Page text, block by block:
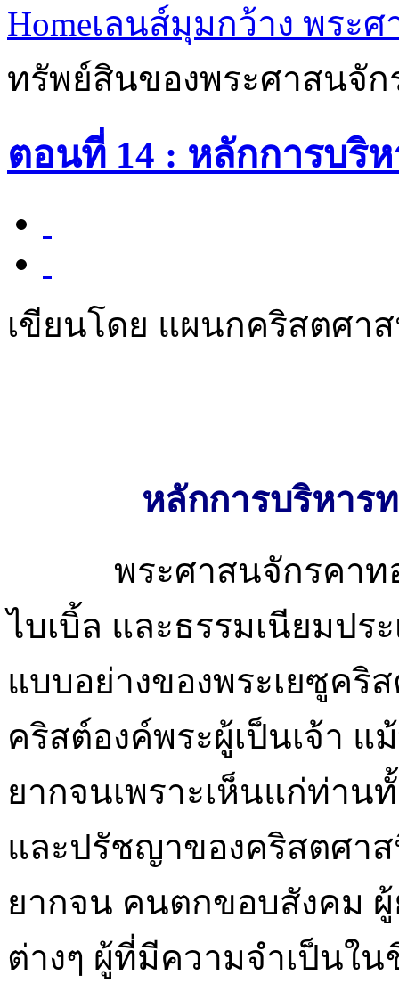
Homeเลนส์มุมกว้าง พระ
ทรัพย์สินของพระศาสนจั
ตอนที่ 14 : หลักการบริ
เขียนโดย แผนกคริสตศา
หลักการบริหาร
พระศาสนจักรคาทอลิ
ไบเบิ้ล และธรรมเนียมปร
แบบอย่างของพระเยซูคริ
คริสต์องค์พระผู้เป็นเจ้า
ยากจนเพราะเห็นแก่ท่าน
และปรัชญาของคริสตศา
ยากจน คนตกขอบสังคม ผู้
ต่างๆ ผู้ที่มีความจำเป็นใ